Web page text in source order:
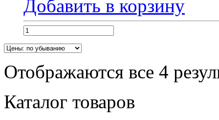
Добавить в корзину
Отображаются все 4
Каталог товаров